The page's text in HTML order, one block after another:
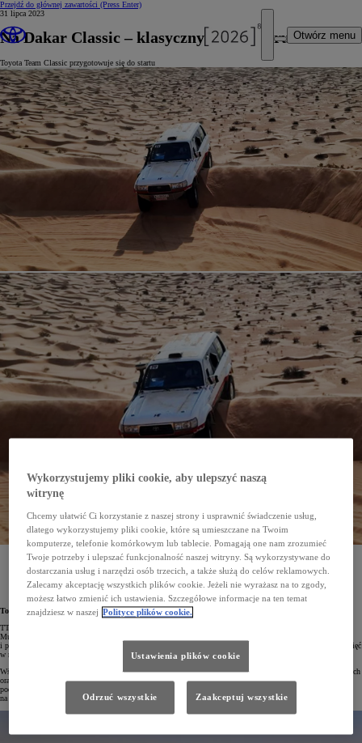
Przejdź do głównej zawartości (Press Enter)
Otwórz menu
31 lipca 2023
Na Dakar Classic – klasycznym Land Cruiserem
Toyota Team Classic przygotowuje się do startu
W nadchodzącej edycji Rajdu Dakar Classic wystartuje klasyczny Land Cruiser HDJ 80. Będzie
to pierwszy udział polskiej załogi w terenowej Toyocie z lat 90. XX wieku i nawiązanie
do debiutanckich startów fabrycznego zespołu Toyoty w tym najtrudniejszym wyścigu świata.
Toyota Team Classic
TTC, czyli Toyota Team Classic, to sportowy projekt, który powstał w 2016 roku z inicjatywy Roberta
Mularczyka, szefa komunikacji Toyota Central Europe, oraz Michała Horodeńskiego, kierowcy rajdowego
i pasjonata motorsportu. TTC odwołuje się do motorsportowej historii Toyoty i jej niezapomnianych osiągnięć
w rajdach i wyścigach.
Wśród głównych zadań zespołu wymienić należy rywalizację w różnych dyscyplinach sportów samochodowych
oraz prezentację historycznych i aktualnych sportowych modeli Toyoty. TTC angażuje się też w działania
podnoszące świadomość kierowców z zakresu bezpieczeństwa na drogach. Organizuje także zawody i treningi
na torach, zloty i prezentacje.
Wykorzystujemy pliki cookie, aby ulepszyć naszą
witrynę
Chcemy ułatwić Ci korzystanie z naszej strony i usprawnić świadczenie usług,
dlatego wykorzystujemy pliki cookie, które są umieszczane na Twoim
komputerze, telefonie komórkowym lub tablecie. Pomagają one nam zrozumieć
Twoje potrzeby i ulepszać funkcjonalność naszej witryny. Są wykorzystywane do
dostarczania usług i narzędzi osób trzecich, a także służą do celów reklamowych.
Zalecamy akceptację wszystkich plików cookie. Jeżeli nie wyrażasz na to zgody,
możesz łatwo zmienić ich ustawienia. Szczegółowe informacje na ten temat
znajdziesz w naszej Polityce plików cookie.
Ustawienia plików cookie
Odrzuć wszystkie Zaakceptuj wszystkie